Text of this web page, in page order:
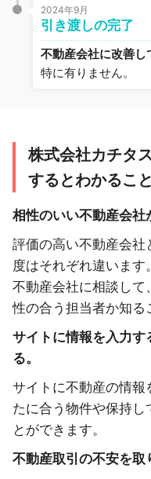
2024年9月
引き渡しの完了
不動産会社に改善し
特に有りません。
株式会社カチタ
するとわかること
相性のいい不動産会社
評価の高い不動産会社
度はそれぞれ違います。
不動産会社に相談して
性の合う担当者か知る
サイトに情報を入力す
る。
サイトに不動産の情報
たに合う物件や保持し
とができます。
不動産取引の不安を取